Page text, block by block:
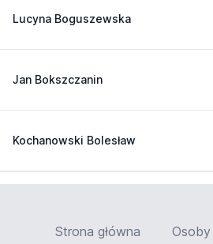
Lucyna Boguszewska
Jan Bokszczanin
Kochanowski Bolesław
Strona główna Osoby